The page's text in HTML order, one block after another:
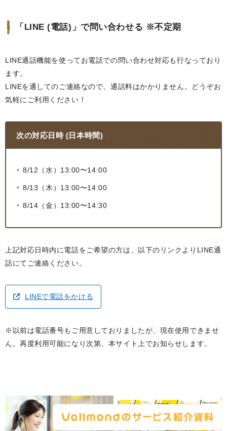
「LINE (電話)」で問い合わせる ※不定期
LINE通話機能を使ってお電話での問い合わせ対応も行なっており
ます。
LINEを通してのご連絡なので、通話料はかかりません。どうぞお
気軽にご利用ください！
次の対応日時 (日本時間)
8/12（水）13:00〜14:00
8/13（木）13:00〜14:00
8/14（金）13:00〜14:30
上記対応日時内に電話をご希望の方は、以下のリンクよりLINE通
話にてご連絡ください。
LINEで電話をかける
※以前は電話番号もご用意しておりましたが、現在使用できませ
ん。再度利用可能になり次第、本サイト上でお知らせします。